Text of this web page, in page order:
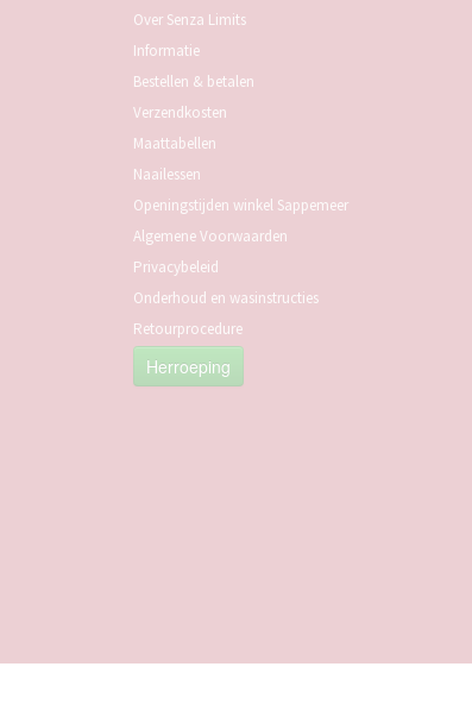
Over Senza Limits
Informatie
Bestellen & betalen
Verzendkosten
Maattabellen
Naailessen
Openingstijden winkel Sappemeer
Algemene Voorwaarden
Privacybeleid
Onderhoud en wasinstructies
Retourprocedure
Herroeping